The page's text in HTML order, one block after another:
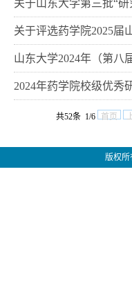
关于评选药学院2025届
2024年药学院校级优秀
共52条 1/6 首页
版权所